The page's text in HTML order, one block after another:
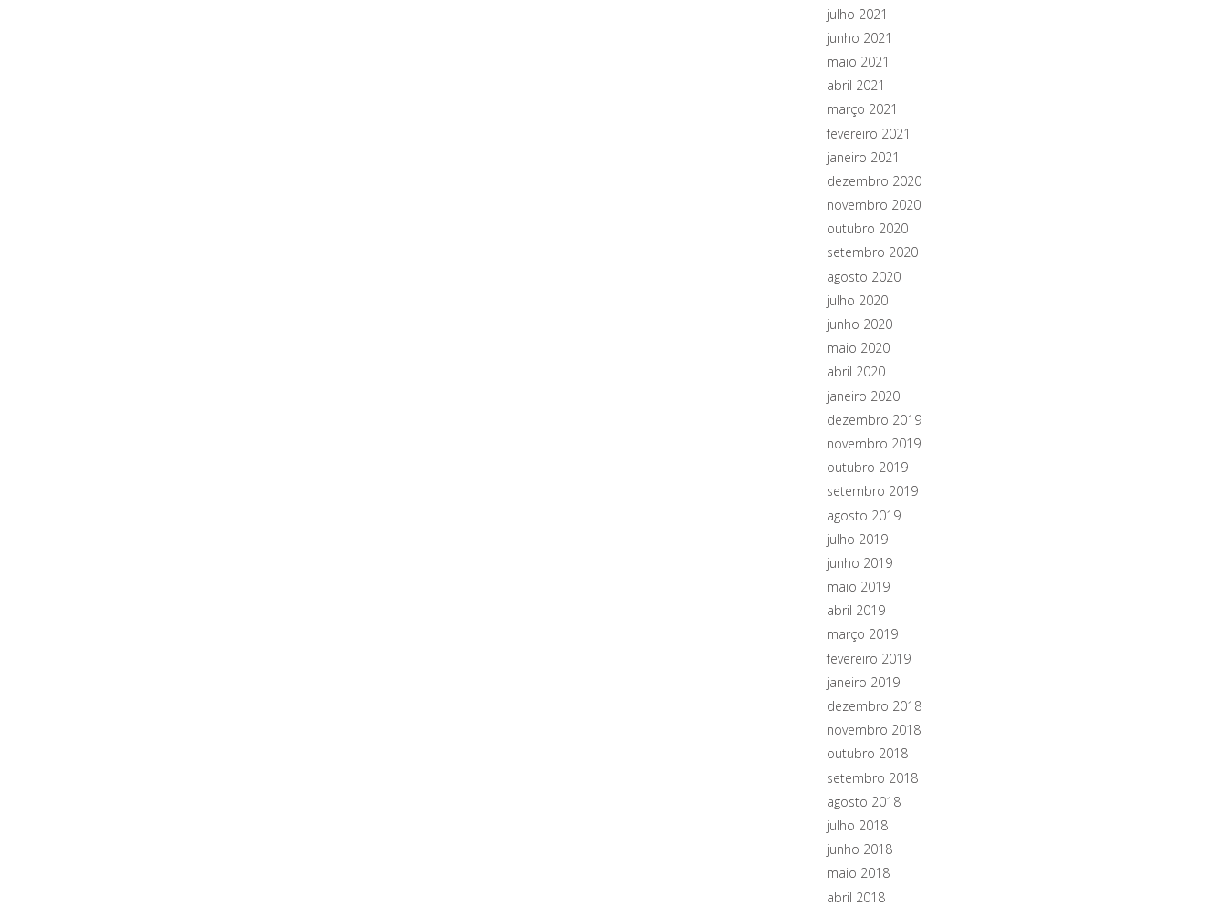
julho 2021
junho 2021
maio 2021
abril 2021
março 2021
fevereiro 2021
janeiro 2021
dezembro 2020
novembro 2020
outubro 2020
setembro 2020
agosto 2020
julho 2020
junho 2020
maio 2020
abril 2020
janeiro 2020
dezembro 2019
novembro 2019
outubro 2019
setembro 2019
agosto 2019
julho 2019
junho 2019
maio 2019
abril 2019
março 2019
fevereiro 2019
janeiro 2019
dezembro 2018
novembro 2018
outubro 2018
setembro 2018
agosto 2018
julho 2018
junho 2018
maio 2018
abril 2018